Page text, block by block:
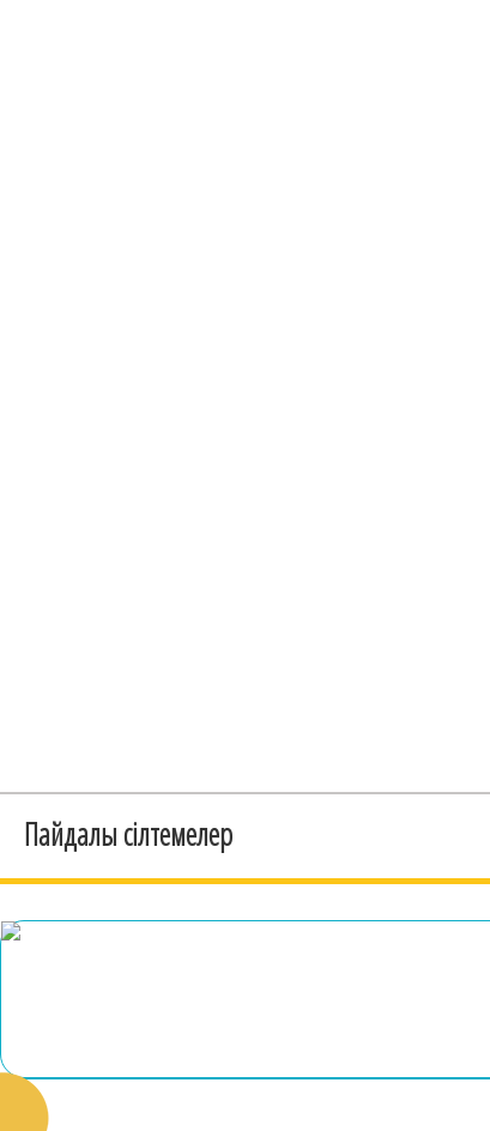
Пайдалы сілтемелер